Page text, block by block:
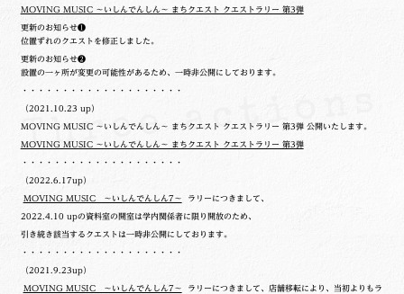
MOVING MUSIC ～いしんでんしん～ まちクエスト クエストラリー 第3弾
更新のお知らせ❶
位置ずれのクエストを修正しました。
更新のお知らせ❷
設置の一ヶ所が変更の可能性があるため、一時非公開にしております。
・・・・・・・・・・・・・・・・・・・・
（2021.10.23 up）
MOVING MUSIC ～いしんでんしん～ まちクエスト クエストラリー 第3弾 公開いたします。
MOVING MUSIC ～いしんでんしん～ まちクエスト クエストラリー 第3弾
・・・・・・・・・・・・・・・・・・・・
（2022.6.17up）
MOVING MUSIC ～いしんでんしん7～ ラリーにつきまして、
2022.4.10 upの資料室の開室は学内関係者に限り開放のため、
引き続き該当するクエストは一時非公開にしております。
・・・・・・・・・・・・・・・・・・・・
（2021.9.23up）
MOVING MUSIC ～いしんでんしん7～ ラリーにつきまして、店舗移転により、当初よりもラ